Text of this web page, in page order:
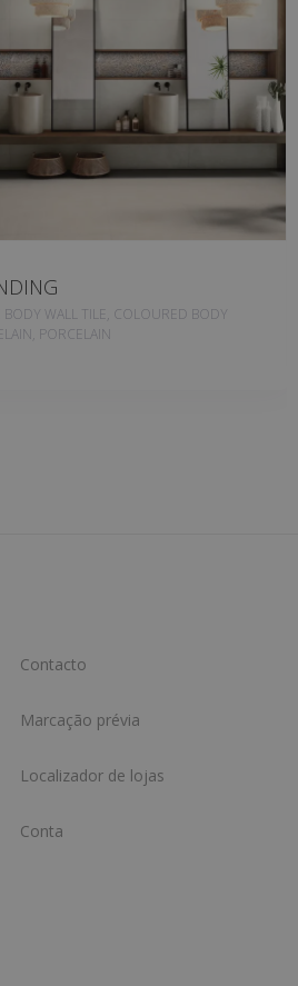
BODY WALL TILE, COLOURED BODY
PORCELAIN
Contacto
Marcação prévia
Localizador de lojas
Conta